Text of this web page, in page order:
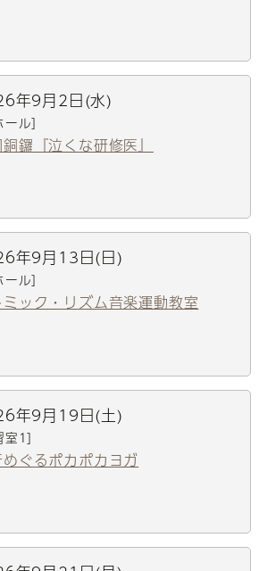
年9月2日(水)
ール]
鑼『泣くな研修医』
年9月13日(日)
ール]
ミック・リズム音楽運動教室
年9月19日(土)
室1]
めぐるポカポカヨガ